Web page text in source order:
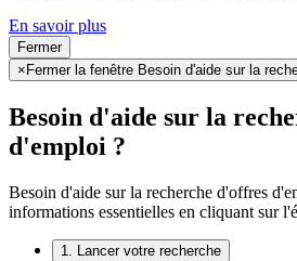
En savoir plus
Fermer
× Fermer la fenêtre Besoin d'aide sur la
Besoin d'aide sur la
d'emploi ?
Besoin d'aide sur la recherche d'offres
informations essentielles en cliquant sur
1. Lancer votre recherche